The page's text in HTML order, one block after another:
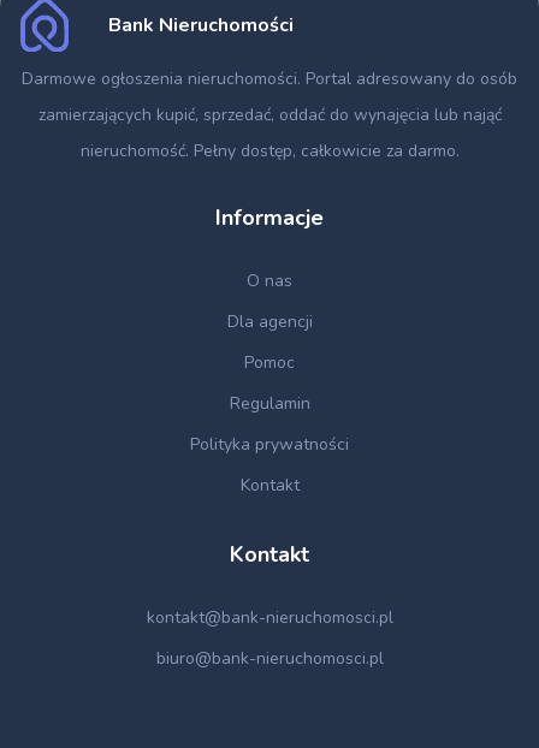
Bank Nieruchomości
Darmowe ogłoszenia nieruchomości. Portal adresowany do osób
zamierzających kupić, sprzedać, oddać do wynajęcia lub nająć
nieruchomość. Pełny dostęp, całkowicie za darmo.
Informacje
O nas
Dla agencji
Pomoc
Regulamin
Polityka prywatności
Kontakt
Kontakt
kontakt@bank-nieruchomosci.pl
biuro@bank-nieruchomosci.pl